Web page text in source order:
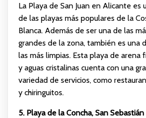
La Playa de San Juan en Alicante es
de las playas más populares de la
Blanca. Además de ser una de las
grandes de la zona, también es una
las más limpias. Esta playa de arena
y aguas cristalinas cuenta con una
variedad de servicios, como
y chiringuitos.
5. Playa de la Concha, San Sebastián